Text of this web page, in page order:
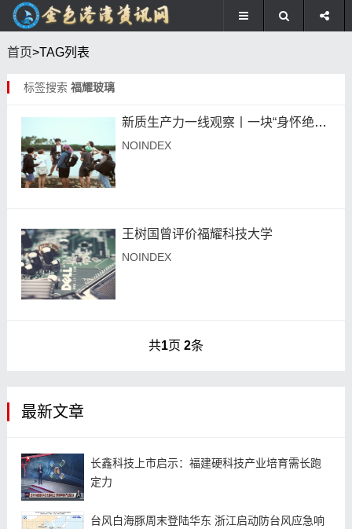
首页>TAG列表
标签搜索 福耀玻璃
新质生产力一线观察丨一块“身怀绝技”的玻璃
NOINDEX
王树国曾评价福耀科技大学
NOINDEX
共1页 2条
最新文章
长鑫科技上市启示：福建硬科技产业培育需长跑
定力
台风白海豚周末登陆华东 浙江启动防台风应急响